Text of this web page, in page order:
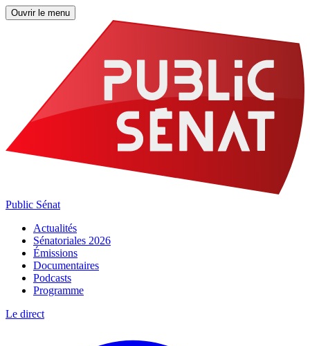
Ouvrir le menu
Public Sénat
Actualités
Sénatoriales 2026
Émissions
Documentaires
Podcasts
Programme
Le direct